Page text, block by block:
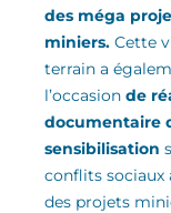
des méga
miniers. Cette
terrain a
l’occasion de
documentaire
sensibilisation
conflits sociaux
des projets